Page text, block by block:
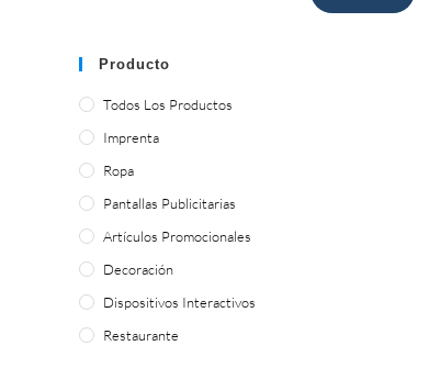
Producto
Todos Los Productos
Imprenta
Ropa
Pantallas Publicitarias
Artículos Promocionales
Decoración
Dispositivos Interactivos
Restaurante